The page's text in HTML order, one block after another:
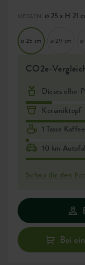
MESSEN: ⌀ 25 x H 21
⌀ 25 cm ⌀ 29 cm ⌀
CO2e-
Dieses elho-
Keramiktopf
1 Tasse Kaffee
10 km
Schau dir den
Bei